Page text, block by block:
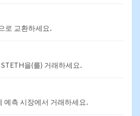
로 교환하세요.
을(를) 거래하세요.
예측 시장에서 거래하세요.